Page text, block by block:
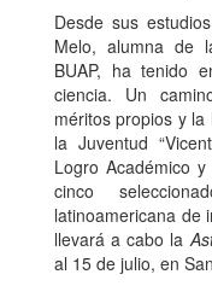
Desde sus
Melo, alumna de
BUAP, ha tenido
ciencia. Un
méritos propios y
la Juventud
Logro Académico
cinco
latinoamericana de
llevará a cabo la
al 15 de julio, en